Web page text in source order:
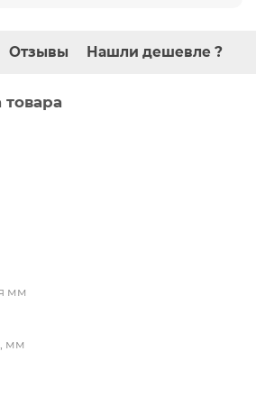
Отзывы Нашли дешевле ?
мм
мм